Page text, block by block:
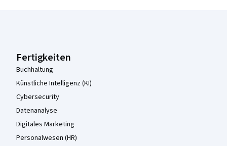
Fertigkeiten
Buchhaltung
Künstliche Intelligenz (KI)
Cybersecurity
Datenanalyse
Digitales Marketing
Personalwesen (HR)